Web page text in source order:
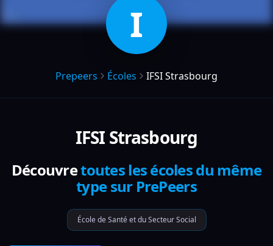
I
Prepeers Écoles IFSI Strasbourg
IFSI Strasbourg
Découvretoutes les écoles du même
type sur PrePeers
École de Santé et du Secteur Social